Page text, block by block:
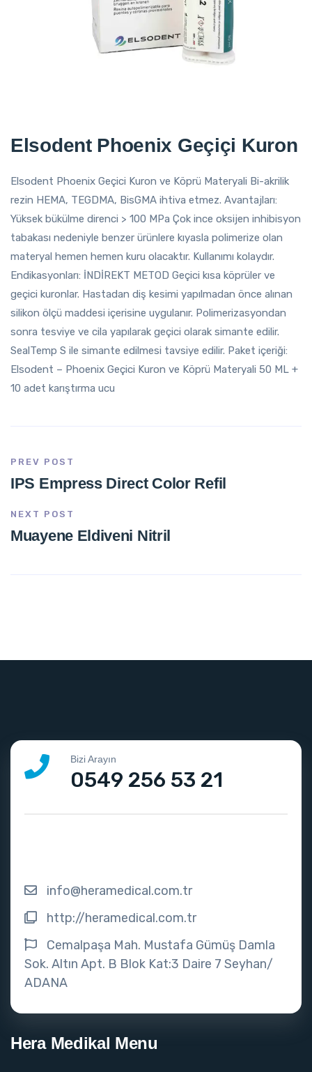
Elsodent Phoenix Geçiçi Kuron
Elsodent Phoenix Geçici Kuron ve Köprü Materyali Bi-akrilik
rezin HEMA, TEGDMA, BisGMA ihtiva etmez. Avantajları:
Yüksek bükülme direnci > 100 MPa Çok ince oksijen inhibisyon
tabakası nedeniyle benzer ürünlere kıyasla polimerize olan
materyal hemen hemen kuru olacaktır. Kullanımı kolaydır.
Endikasyonları: İNDİREKT METOD Geçici kısa köprüler ve
geçici kuronlar. Hastadan diş kesimi yapılmadan önce alınan
silikon ölçü maddesi içerisine uygulanır. Polimerizasyondan
sonra tesviye ve cila yapılarak geçici olarak simante edilir.
SealTemp S ile simante edilmesi tavsiye edilir. Paket içeriği:
Elsodent – Phoenix Geçici Kuron ve Köprü Materyali 50 ML +
10 adet karıştırma ucu
PREV POST
IPS Empress Direct Color Refil
NEXT POST
Muayene Eldiveni Nitril
Bizi Arayın
0549 256 53 21
info@heramedical.com.tr
http://heramedical.com.tr
Cemalpaşa Mah. Mustafa Gümüş Damla
Sok. Altın Apt. B Blok Kat:3 Daire 7 Seyhan/
ADANA
Hera Medikal Menu